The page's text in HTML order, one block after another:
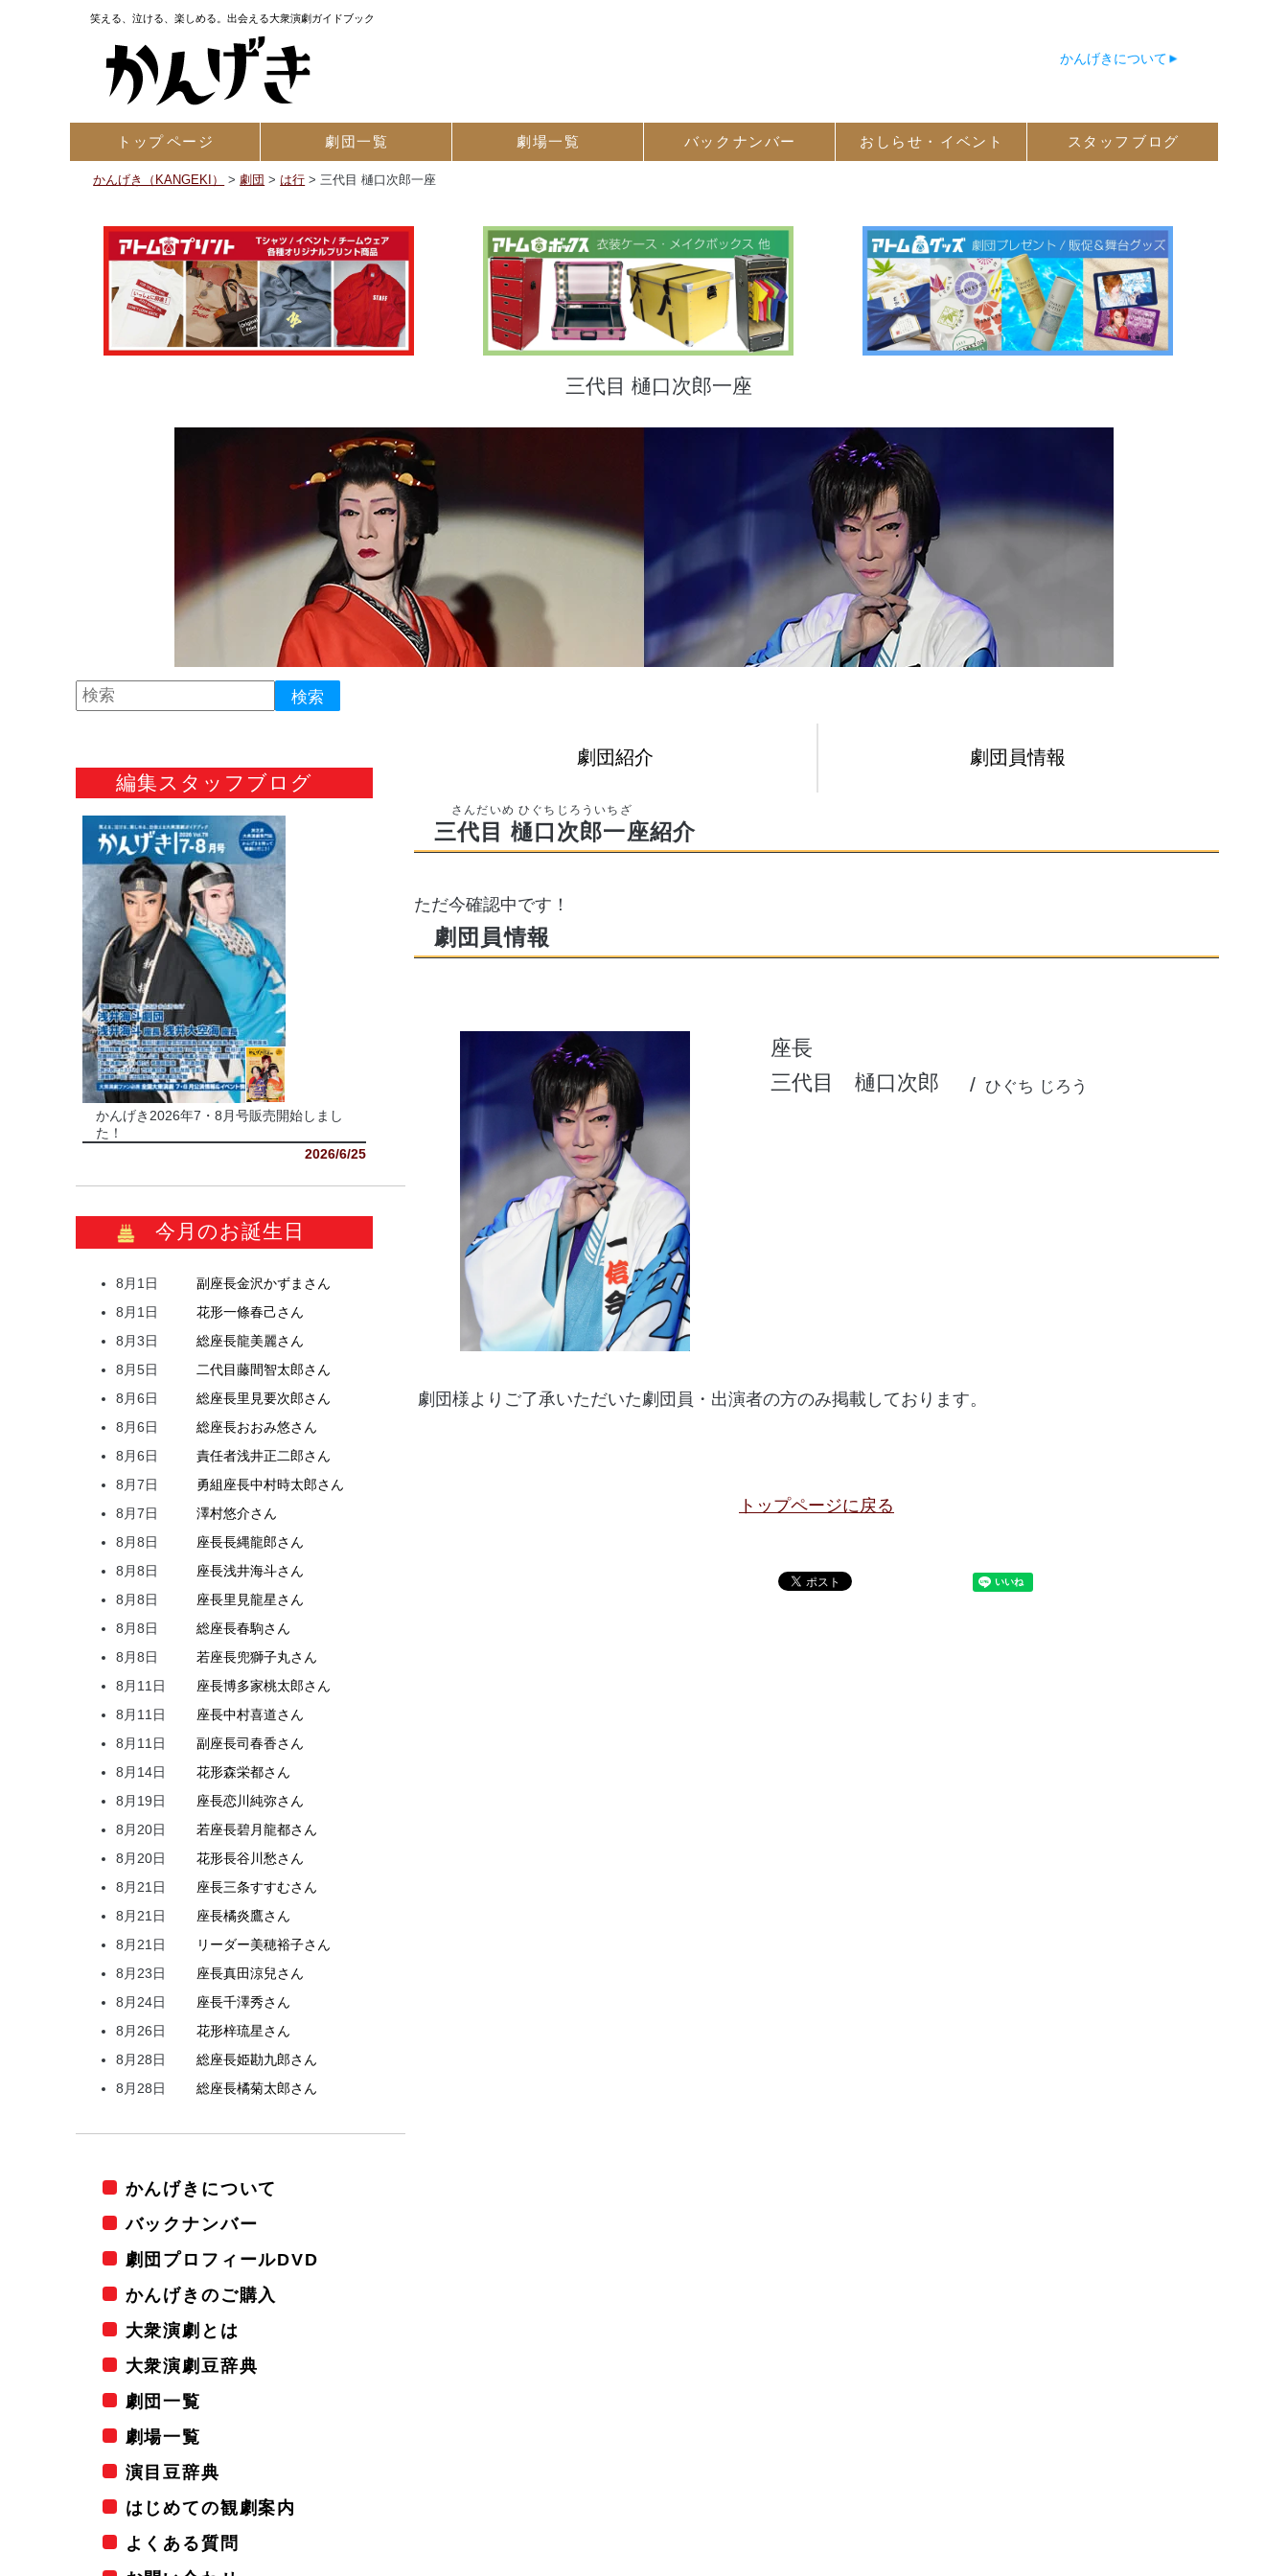
笑える、泣ける、楽しめる。出会える大衆演劇ガイドブック
かんげきについて
トップページ 劇団一覧 劇場一覧 バック ナンバー おしらせ・ イベント スタッフ ブログ
かんげき（KANGEKI） >劇団 > は行 >三代目 樋口次郎一座
三代目 樋口次郎一座
劇団紹介 劇団員情報
三代目 樋口次郎一座紹介
ただ今確認中です！
劇団員情報
座長
三代目
樋口次郎 ひぐち じろう
劇団様よりご了承いただいた劇団員・出演者の方のみ掲載しております。
トップページに戻る
編集スタッフブログ
かんげき2026年7・8月号販売開始しまし
た！
2026/6/25
今月のお誕生日
8月1日 副座長金沢かずま さん
8月1日
花形一條春己さん
8月3日
総座長龍美麗さん
8月5日
二代目藤間智太郎さん
8月6日
総座長里見要次郎さん
8月6日
総座長おおみ悠さん
8月6日
責任者浅井正二郎さん
8月7日
勇組座長中村時太郎さん
8月7日
澤村悠介さん
8月8日
座長長縄龍郎さん
8月8日
座長浅井海斗さん
8月8日
座長里見龍星さん
8月8日
総座長春駒さん
8月8日
若座長兜獅子丸さん
8月11日
座長博多家桃太郎さん
8月11日
座長中村喜道さん
8月11日
副座長司春香さん
8月14日
花形森栄都さん
8月19日
座長恋川 純弥さん
8月20日
若座長碧月龍都さん
8月20日
花形長谷川 愁さん
8月21日
座長三条すすむさん
8月21日
座長橘炎鷹さん
8月21日
リーダー美穂裕子さん
8月23日
座長真田涼兒さん
8月24日
座長千澤秀さん
8月26日
花形梓琉星さん
8月28日
総座長姫勘九郎さん
8月28日
総座長橘菊太郎さん
かんげきについて
バックナンバー
劇団プロフィールDVD
かんげきのご購入
大衆演劇とは
大衆演劇豆辞典
劇団一覧
劇場一覧
演目豆辞典
はじめての観劇案内
よくある質問